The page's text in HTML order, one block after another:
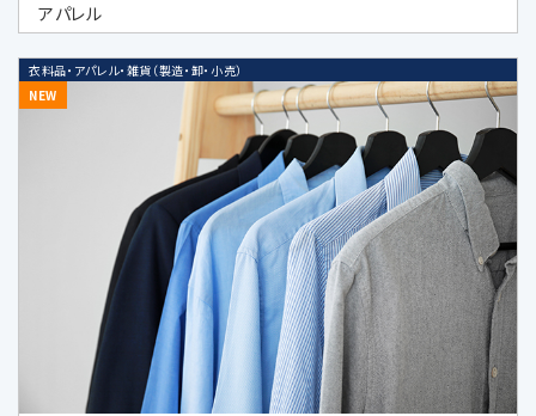
方法等により特定の個人を識別できない
形式に加工したデータまたは統計情報
（統計データ）の作成のため、及び当該加
工したデータまたは統計データの第三者
提供のため
4.個人情報の第三者提供の制限
次の場合を除いてお客様の個人情報を第三者
に開示又は提供することはありません。
アパレル
衣料品・アパレル・雑貨（製造・卸・小売）
NEW